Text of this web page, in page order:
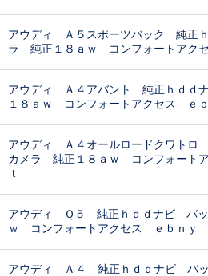
アウディ Ａ５スポーツバック 純正
ラ 純正１８ａｗ コンフォートアク
アウディ Ａ４アバント 純正ｈｄｄ
１８ａｗ コンフォートアクセス ｅ
アウディ Ａ４オールロードクワト
カメラ 純正１８ａｗ コンフォート
ｔ
アウディ Ｑ５ 純正ｈｄｄナビ バ
ｗ コンフォートアクセス ｅｂｎｙ
アウディ Ａ４ 純正ｈｄｄナビ バ